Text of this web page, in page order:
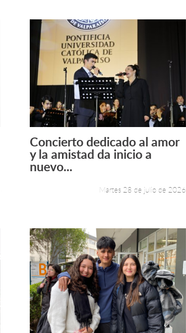
Leer más +
Concierto dedicado al amor
y la amistad da inicio a
nuevo...
Martes 28 de julio de 2026